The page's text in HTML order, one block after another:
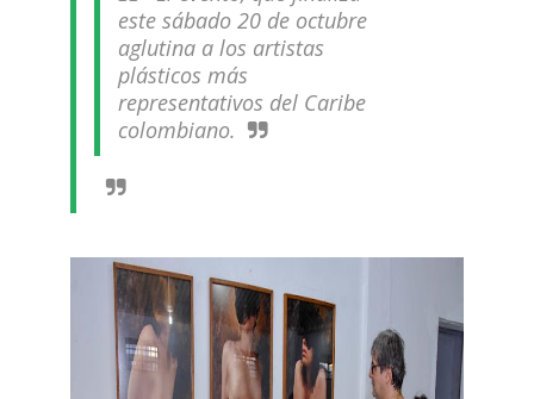
este sábado 20 de octubre
aglutina a los artistas
plásticos más
representativos del Caribe
colombiano.